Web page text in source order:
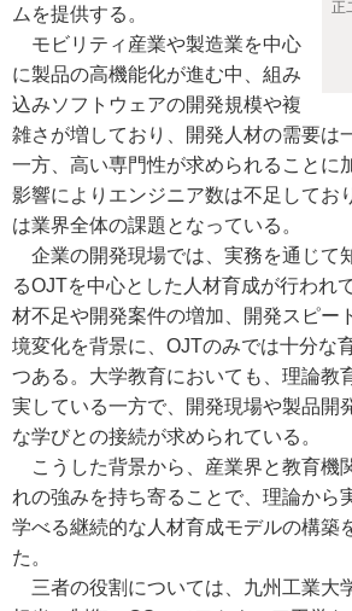
正
ムを提供する。
モビリティ産業や製造業を中心
に製品の高機能化が進む中、組み
込みソフトウェアの開発規模や複
雑さが増しており、開発人材の需要は
一方、高い専門性が求められることに
影響によりエンジニア数は不足してお
は業界全体の課題となっている。
企業の開発現場では、実務を通じて
るOJTを中心とした人材育成が行われ
材不足や開発案件の増加、開発スピー
境変化を背景に、OJTのみでは十分な
つある。大学教育においても、理論教
実している一方で、開発現場や製品開
な学びとの接続が求められている。
こうした背景から、産業界と教育機
れの強みを持ち寄ることで、理論から
学べる継続的な人材育成モデルの構築
た。
三者の役割については、九州工業大